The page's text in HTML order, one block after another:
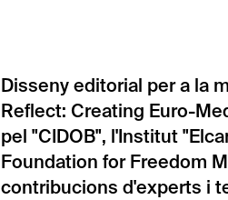
Disseny editorial per a la
Reflect: Creating Euro-
pel "CIDOB", l'Institut
Foundation for Freedom
contribucions d'experts i